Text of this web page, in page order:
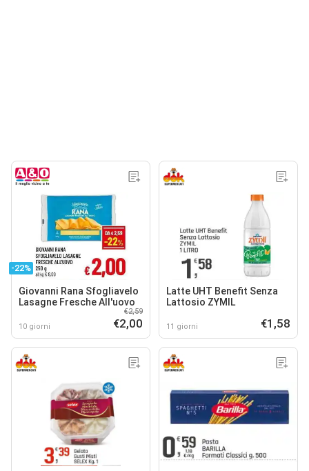
-22%
Giovanni Rana Sfogliavelo
Lasagne Fresche All'uovo
10 giorni
€2,59
€2,00
Latte UHT Benefit Senza
Lattosio ZYMIL
11 giorni €1,58